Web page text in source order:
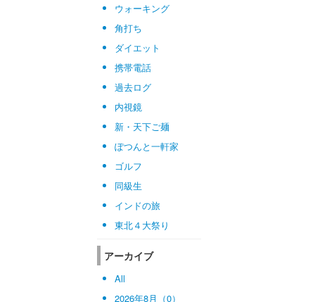
ウォーキング
角打ち
ダイエット
携帯電話
過去ログ
内視鏡
新・天下ご麺
ぽつんと一軒家
ゴルフ
同級生
インドの旅
東北４大祭り
アーカイブ
All
2026年8月（0）